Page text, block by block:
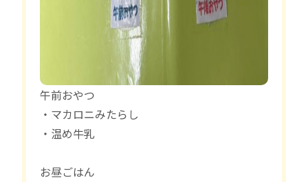
午前おやつ
・マカロニみたらし
・温め牛乳
お昼ごはん